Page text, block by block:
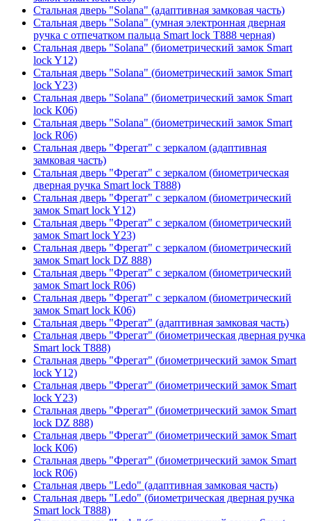
Стальная дверь "Solana" (адаптивная замковая часть)
Стальная дверь "Solana" (умная электронная дверная
ручка с отпечатком пальца Smart lock T888 черная)
Стальная дверь "Solana" (биометрический замок Smart
lock Y12)
Стальная дверь "Solana" (биометрический замок Smart
lock Y23)
Стальная дверь "Solana" (биометрический замок Smart
lock К06)
Стальная дверь "Solana" (биометрический замок Smart
lock R06)
Стальная дверь "Фрегат" с зеркалом (адаптивная
замковая часть)
Стальная дверь "Фрегат" с зеркалом (биометрическая
дверная ручка Smart lock T888)
Стальная дверь "Фрегат" с зеркалом (биометрический
замок Smart lock Y12)
Стальная дверь "Фрегат" с зеркалом (биометрический
замок Smart lock Y23)
Стальная дверь "Фрегат" с зеркалом (биометрический
замок Smart lock DZ 888)
Стальная дверь "Фрегат" с зеркалом (биометрический
замок Smart lock R06)
Стальная дверь "Фрегат" с зеркалом (биометрический
замок Smart lock К06)
Стальная дверь "Фрегат" (адаптивная замковая часть)
Стальная дверь "Фрегат" (биометрическая дверная ручка
Smart lock T888)
Стальная дверь "Фрегат" (биометрический замок Smart
lock Y12)
Стальная дверь "Фрегат" (биометрический замок Smart
lock Y23)
Стальная дверь "Фрегат" (биометрический замок Smart
lock DZ 888)
Стальная дверь "Фрегат" (биометрический замок Smart
lock К06)
Стальная дверь "Фрегат" (биометрический замок Smart
lock R06)
Стальная дверь "Ledo" (адаптивная замковая часть)
Стальная дверь "Ledo" (биометрическая дверная ручка
Smart lock T888)